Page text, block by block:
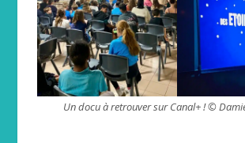
Un docu à retrouver sur Canal+ ! ©